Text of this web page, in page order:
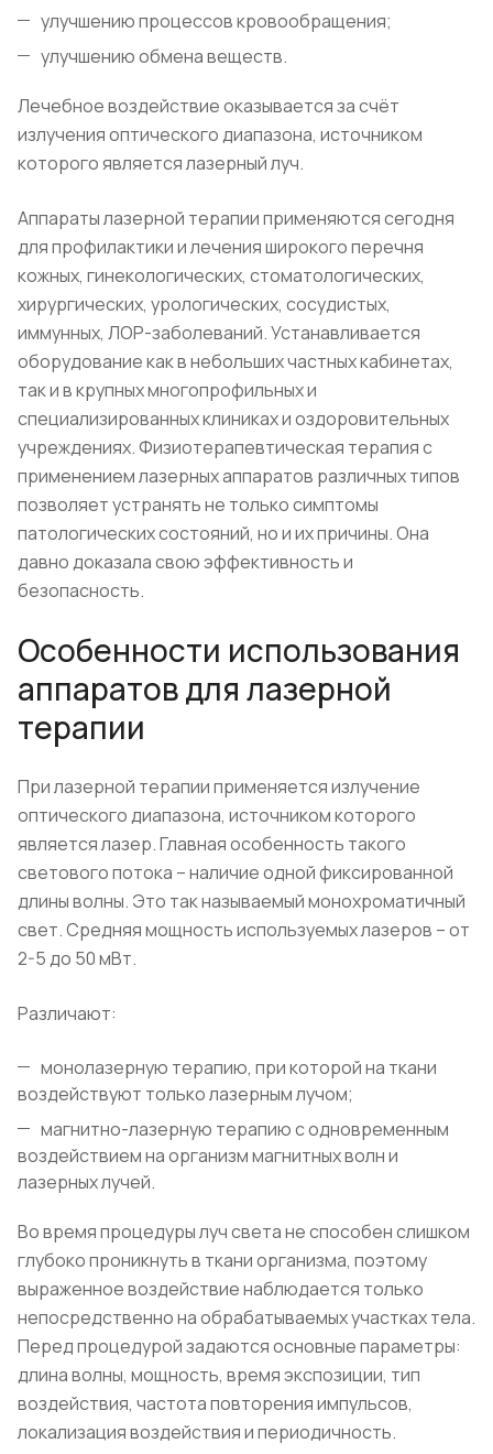
улучшению процессов кровообращения;
улучшению обмена веществ.
Лечебное воздействие оказывается за счёт
излучения оптического диапазона, источником
которого является лазерный луч.
Аппараты лазерной терапии применяются сегодня
для профилактики и лечения широкого перечня
кожных, гинекологических, стоматологических,
хирургических, урологических, сосудистых,
иммунных, ЛОР-заболеваний. Устанавливается
оборудование как в небольших частных кабинетах,
так и в крупных многопрофильных и
специализированных клиниках и оздоровительных
учреждениях. Физиотерапевтическая терапия с
применением лазерных аппаратов различных типов
позволяет устранять не только симптомы
патологических состояний, но и их причины. Она
давно доказала свою эффективность и
безопасность.
Особенности использования
аппаратов для лазерной
терапии
При лазерной терапии применяется излучение
оптического диапазона, источником которого
является лазер. Главная особенность такого
светового потока – наличие одной фиксированной
длины волны. Это так называемый монохроматичный
свет. Средняя мощность используемых лазеров – от
2-5 до 50 мВт.
Различают:
монолазерную терапию, при которой на ткани
воздействуют только лазерным лучом;
магнитно-лазерную терапию с одновременным
воздействием на организм магнитных волн и
лазерных лучей.
Во время процедуры луч света не способен слишком
глубоко проникнуть в ткани организма, поэтому
выраженное воздействие наблюдается только
непосредственно на обрабатываемых участках тела.
Перед процедурой задаются основные параметры:
длина волны, мощность, время экспозиции, тип
воздействия, частота повторения импульсов,
локализация воздействия и периодичность.